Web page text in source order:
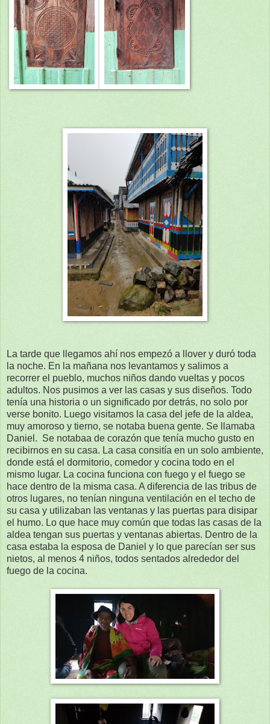
La tarde que llegamos ahí nos empezó a llover y duró toda
la noche. En la mañana nos levantamos y salimos a
recorrer el pueblo, muchos niños dando vueltas y pocos
adultos. Nos pusimos a ver las casas y sus diseños. Todo
tenía una historia o un significado por detrás, no solo por
verse bonito. Luego visitamos la casa del jefe de la aldea,
muy amoroso y tierno, se notaba buena gente. Se llamaba
Daniel. Se notabaa de corazón que tenía mucho gusto en
recibirnos en su casa. La casa consitía en un solo ambiente,
donde está el dormitorio, comedor y cocina todo en el
mismo lugar. La cocina funciona con fuego y el fuego se
hace dentro de la misma casa. A diferencia de las tribus de
otros lugares, no tenían ninguna ventilación en el techo de
su casa y utilizaban las ventanas y las puertas para disipar
el humo. Lo que hace muy común que todas las casas de la
aldea tengan sus puertas y ventanas abiertas. Dentro de la
casa estaba la esposa de Daniel y lo que parecían ser sus
nietos, al menos 4 niños, todos sentados alrededor del
fuego de la cocina.